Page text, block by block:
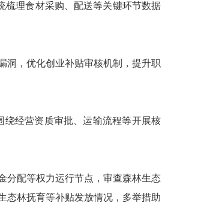
梳理食材采购、配送等关键环节数据
洞，优化创业补贴审核机制，提升职
经营资质审批、运输流程等开展核
分配等权力运行节点，审查森林生态
态林抚育等补贴发放情况，多举措助